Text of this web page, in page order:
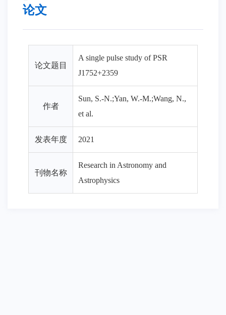
论文
论文题目
A single pulse study of PSR
J1752+2359
作者
Sun, S.-N.;Yan, W.-M.;Wang, N.,
et al.
发表年度 2021
刊物名称
Research in Astronomy and
Astrophysics